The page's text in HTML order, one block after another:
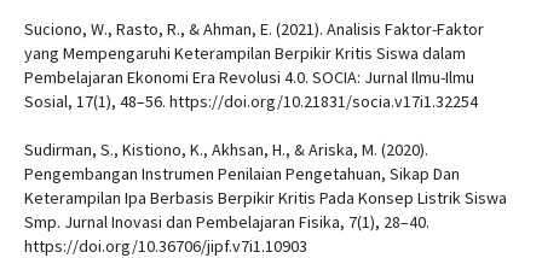
Suciono, W., Rasto, R., & Ahman, E. (2021). Analisis Faktor-Faktor
yang Mempengaruhi Keterampilan Berpikir Kritis Siswa dalam
Pembelajaran Ekonomi Era Revolusi 4.0. SOCIA: Jurnal Ilmu-Ilmu
Sosial, 17(1), 48–56. https://doi.org/10.21831/socia.v17i1.32254
Sudirman, S., Kistiono, K., Akhsan, H., & Ariska, M. (2020).
Pengembangan Instrumen Penilaian Pengetahuan, Sikap Dan
Keterampilan Ipa Berbasis Berpikir Kritis Pada Konsep Listrik Siswa
Smp. Jurnal Inovasi dan Pembelajaran Fisika, 7(1), 28–40.
https://doi.org/10.36706/jipf.v7i1.10903